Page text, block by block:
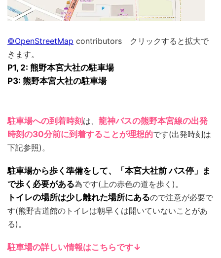
©OpenStreetMap contributors クリックすると拡大で
きます。
P1, 2: 熊野本宮大社の駐車場
P3: 熊野本宮大社の駐車場
駐車場への到着時刻 は、 龍神バスの熊野本宮線の出発
時刻の30分前に到着することが理想的です(出発時刻は
下記参照)。
駐車場から歩く準備をして、「本宮大社前 バス停」ま
で歩く必要がある為です(上の赤色の道を歩く)。
トイレの場所は少し離れた場所にあるので注意が必要で
す(熊野古道館のトイレは朝早くは開いていないことがあ
る)。
駐車場の詳しい情報はこちらです↓